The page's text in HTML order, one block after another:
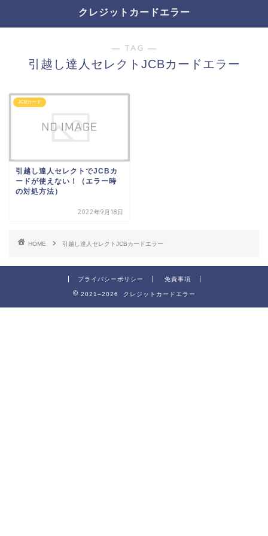
クレジットカードエラー
― TAG ―
引越し達人セレクトJCBカードエラー
JCBカード
引越し達人セレクトでJCBカ
ードが使えない！（エラー時
の対処方法）
2022年9月18日
HOME 引越し達人セレクトJCBカードエラー
プライバシーポリシー 免責事項
2021–2026 クレジットカードエラー